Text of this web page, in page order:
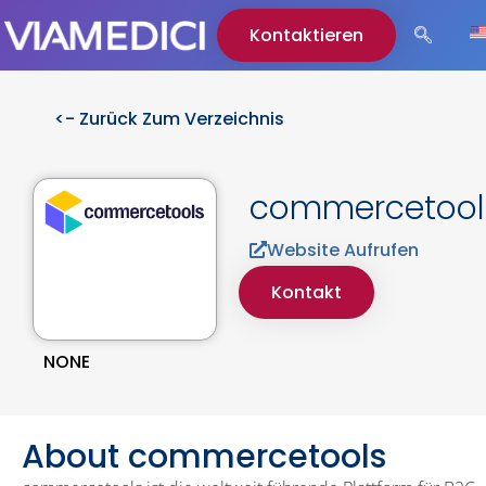
Kontaktieren
<- Zurück Zum Verzeichnis
NONE
Website Aufrufen
Kontakt
About commercetools